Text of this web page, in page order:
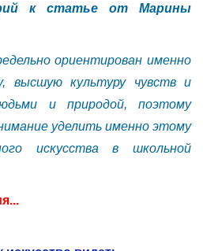
к статье от Марины
ориентирован именно
высшую культуру чувств и
и природой, поэтому
уделить именно этому
искусства в школьной